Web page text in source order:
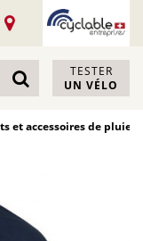
TESTER
UN VÉLO
et accessoires de pluie